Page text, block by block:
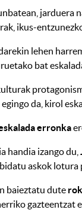
ikus-
lehen
bat
da, kirol
erronka
handia izango du,
askok
baieztatu dute
gazteentzat